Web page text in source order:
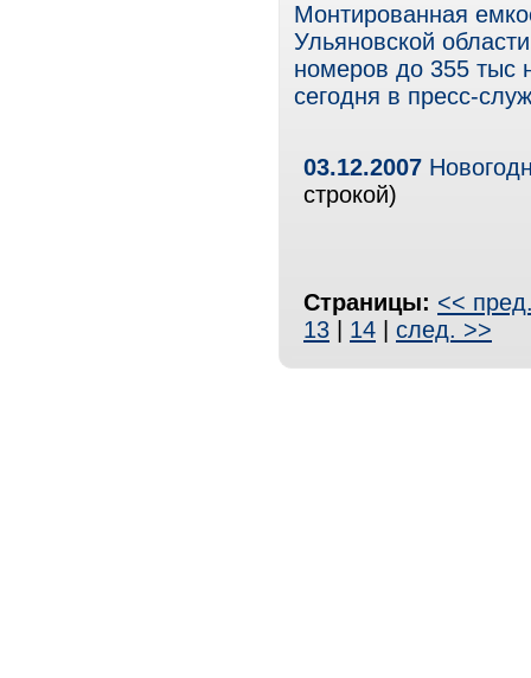
Монтированная
Ульяновской
номеров до 355
сегодня в пресс-
03.12.2007
строкой)
Страницы: <<
13
14 след. >>